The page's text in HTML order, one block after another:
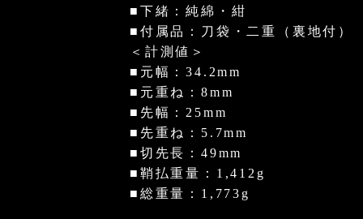
■下緒：純綿・紺
■付属品：刀袋・二重（裏地付）
＜計測値＞
■元幅：34.2mm
■元重ね：8mm
■先幅：25mm
■先重ね：5.7mm
■切先長：49mm
■鞘払重量：1,412g
■総重量：1,773g